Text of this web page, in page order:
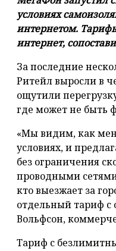
условиях
интернетом.
интернет,
За последние
Ритейл выросли в
ощутили
где может не быть
«Мы видим, как
условиях, и
без ограничения
проводными
кто выезжает за
отдельный тариф с
Вольфсон,
Тариф с